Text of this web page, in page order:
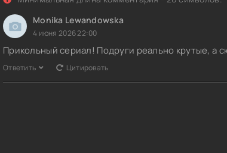
Monika Lewandowska
4 июня 2026 22:00
Прикольный сериал! Подруги реально крутые, а
Ответить Цитировать